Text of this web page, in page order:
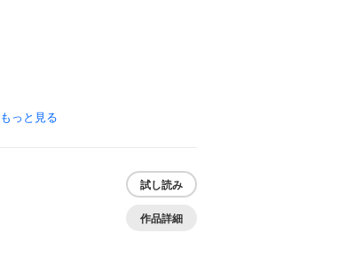
もっと見る
試し読み
作品詳細